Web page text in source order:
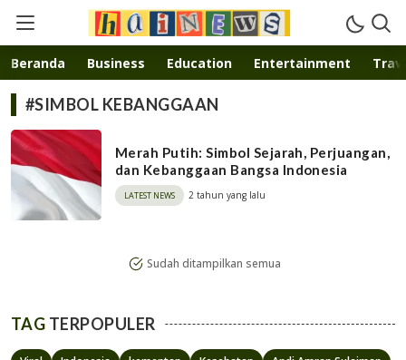
Inspirasi muda karya mandiri
Beranda Business Education Entertainment
#SIMBOL KEBANGGAAN
Merah Putih: Simbol Sejarah, Perjuangan,
dan Kebanggaan Bangsa Indonesia
LATEST NEWS 2 tahun yang lalu
Sudah ditampilkan semua
TAG TERPOPULER